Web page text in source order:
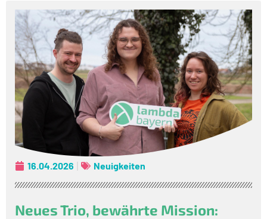
16.04.2026 Neuigkeiten
Neues Trio, bewährte Mission: